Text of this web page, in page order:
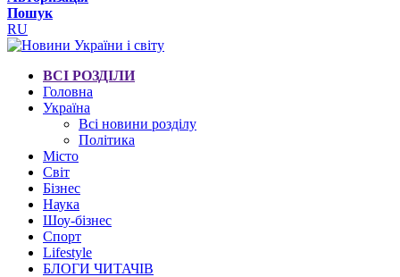
Пошук
RU
ВСІ РОЗДІЛИ
Головна
Україна
Всі новини розділу
Політика
Місто
Світ
Бізнес
Наука
Шоу-бізнес
Спорт
Lifestyle
БЛОГИ ЧИТАЧІВ